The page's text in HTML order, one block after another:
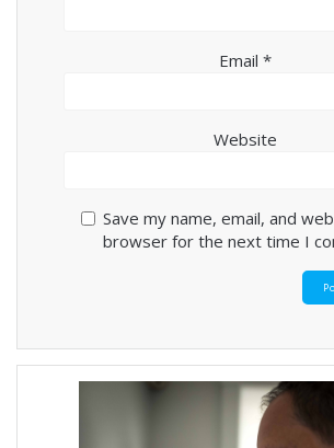
Email *
Website
Save my name, email, and
browser for the next time I